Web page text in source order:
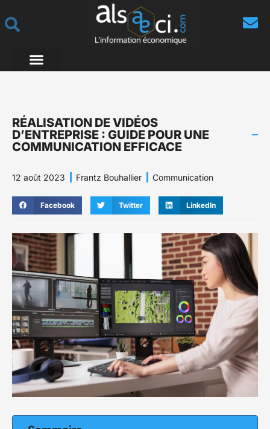
RÉALISATION DE VIDÉOS
D’ENTREPRISE : GUIDE POUR UNE
COMMUNICATION EFFICACE
12 août 2023 Frantz Bouhallier Communication
Facebook Twitter LinkedIn